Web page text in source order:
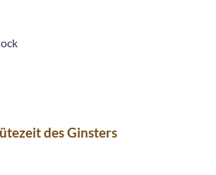
des Ginsters